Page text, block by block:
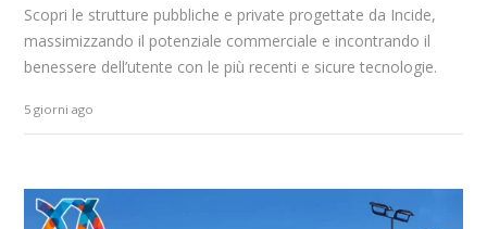
Scopri le strutture pubbliche e private progettate da Incide,
massimizzando il potenziale commerciale e incontrando il
benessere dell’utente con le più recenti e sicure tecnologie.
5 giorni ago